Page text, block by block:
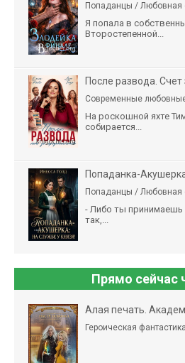
Попаданцы / Любовная
Я попала в
Второстепенной...
После развода. Счет
Современные
На роскошной яхте
собирается...
Попаданка-
Попаданцы / Любовная
- Либо ты
так,...
Прямо сейчас
Алая печать.
Героическая фантастика